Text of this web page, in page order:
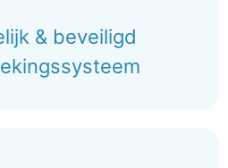
& beveiligd